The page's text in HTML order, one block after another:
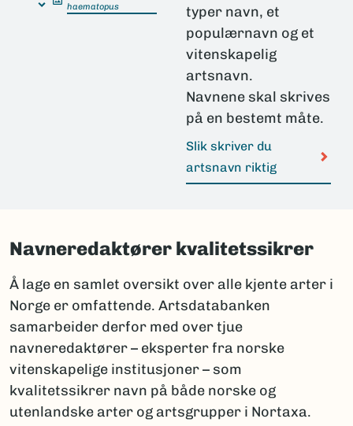
haematopus
typer navn, et
populærnavn og et
vitenskapelig
artsnavn.
Navnene skal skrives
på en bestemt måte.
Slik skriver du
artsnavn riktig
Navneredaktører kvalitetssikrer
Å lage en samlet oversikt over alle kjente arter i
Norge er omfattende. Artsdatabanken
samarbeider derfor med over tjue
navneredaktører – eksperter fra norske
vitenskapelige institusjoner – som
kvalitetssikrer navn på både norske og
utenlandske arter og artsgrupper i Nortaxa.